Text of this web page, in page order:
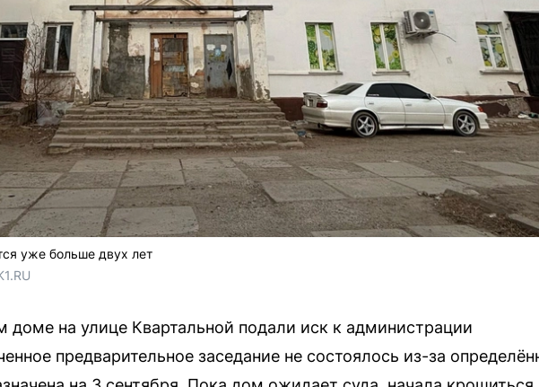
уже больше двух лет
на улице Квартальной подали иск к администрации
предварительное заседание не состоялось из-за